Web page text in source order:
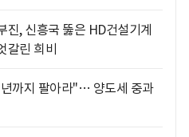
진, 신흥국 뚫은 HD건설기계
린 희비
까지 팔아라"… 양도세 중과